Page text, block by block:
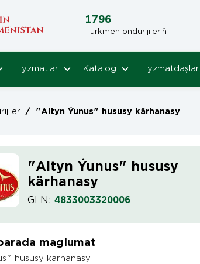
1796
Türkmen öndürijileriň
Hyzmatlar Katalog Hyzmatdaşlar
/ "Altyn Ýunus" hususy kärhanasy
"Altyn Ýunus" hususy
kärhanasy
GLN: 4833003320006
maglumat
hususy kärhanasy